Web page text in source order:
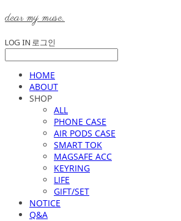
dear my muse.
LOG IN 로그인
HOME
ABOUT
SHOP
ALL
PHONE CASE
AIR PODS CASE
SMART TOK
MAGSAFE ACC
KEYRING
LIFE
GIFT/SET
NOTICE
Q&A